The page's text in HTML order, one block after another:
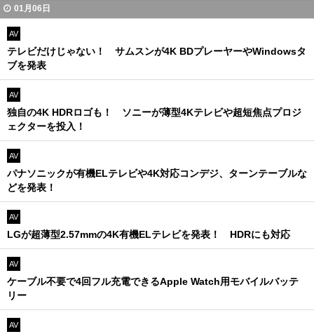
01月06日
AV
テレビだけじゃない！ サムスンが4K BDプレーヤーやWindowsタ
ブを発表
AV
独自の4K HDRロゴも！ ソニーが薄型4Kテレビや超短焦点プロジ
ェクターを投入！
AV
パナソニックが有機ELテレビや4K対応コンデジ、ターンテーブルな
どを発表！
AV
LGが超薄型2.57mmの4K有機ELテレビを発表！ HDRにも対応
AV
ケーブル不要で4回フル充電できるApple Watch用モバイルバッテ
リー
AV